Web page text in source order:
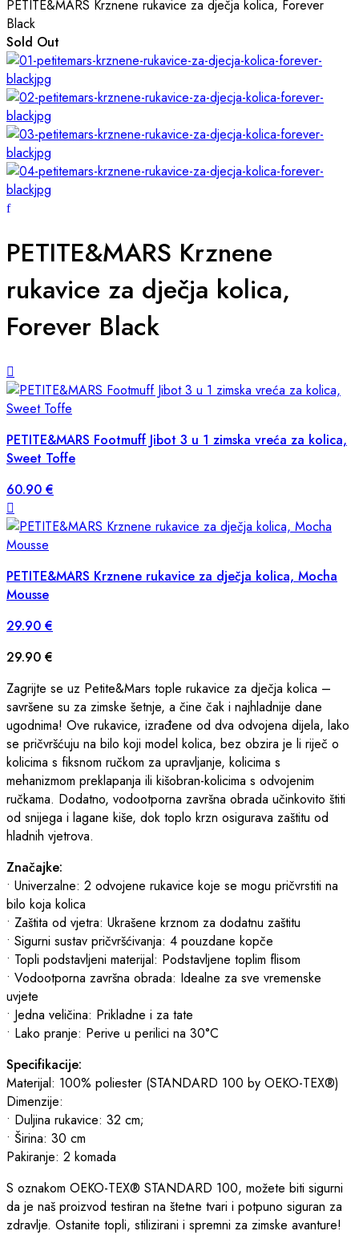
PETITE&MARS Krznene rukavice za dječja kolica, Forever
Black
Sold Out
PETITE&MARS Krznene
rukavice za dječja kolica,
Forever Black
PETITE&MARS Footmuff Jibot 3 u 1 zimska vreća za kolica,
Sweet Toffe
60.90 €
PETITE&MARS Krznene rukavice za dječja kolica, Mocha
Mousse
29.90 €
29.90 €
Zagrijte se uz Petite&Mars tople rukavice za dječja kolica –
savršene su za zimske šetnje, a čine čak i najhladnije dane
ugodnima! Ove rukavice, izrađene od dva odvojena dijela, lako
se pričvršćuju na bilo koji model kolica, bez obzira je li riječ o
kolicima s fiksnom ručkom za upravljanje, kolicima s
mehanizmom preklapanja ili kišobran-kolicima s odvojenim
ručkama. Dodatno, vodootporna završna obrada učinkovito štiti
od snijega i lagane kiše, dok toplo krzn osigurava zaštitu od
hladnih vjetrova.
Značajke:
• Univerzalne: 2 odvojene rukavice koje se mogu pričvrstiti na
bilo koja kolica
• Zaštita od vjetra: Ukrašene krznom za dodatnu zaštitu
• Sigurni sustav pričvršćivanja: 4 pouzdane kopče
• Topli podstavljeni materijal: Podstavljene toplim flisom
• Vodootporna završna obrada: Idealne za sve vremenske
uvjete
• Jedna veličina: Prikladne i za tate
• Lako pranje: Perive u perilici na 30°C
Specifikacije:
Materijal: 100% poliester (STANDARD 100 by OEKO-TEX®)
Dimenzije:
• Duljina rukavice: 32 cm;
• Širina: 30 cm
Pakiranje: 2 komada
S oznakom OEKO-TEX® STANDARD 100, možete biti sigurni
da je naš proizvod testiran na štetne tvari i potpuno siguran za
zdravlje. Ostanite topli, stilizirani i spremni za zimske avanture!